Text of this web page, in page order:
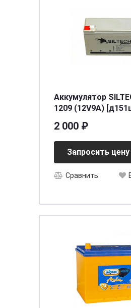
Аккумулятор
1209 (12V9A)
2 000 ₽
Запросить цену
Сравнить